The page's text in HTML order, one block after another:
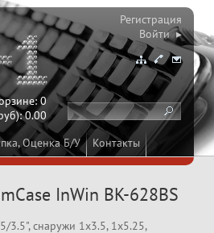
Оценка Б/У Контакты
0
0.00
Регистрация
Войти ▸
InWin BK-628BS
3.5", снаружи 1x3.5, 1x5.25,